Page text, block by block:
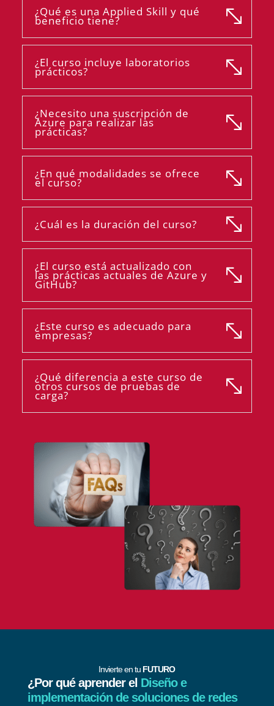
¿Qué es una Applied Skill y qué
beneficio tiene?
¿El curso incluye laboratorios
prácticos?
¿Necesito una suscripción de
Azure para realizar las
prácticas?
¿En qué modalidades se ofrece
el curso?
¿Cuál es la duración del curso?
¿El curso está actualizado con
las prácticas actuales de Azure y
GitHub?
¿Este curso es adecuado para
empresas?
¿Qué diferencia a este curso de
otros cursos de pruebas de
carga?
Invierte en tu FUTURO
¿Por qué aprender el Diseño e
implementación de soluciones de redes